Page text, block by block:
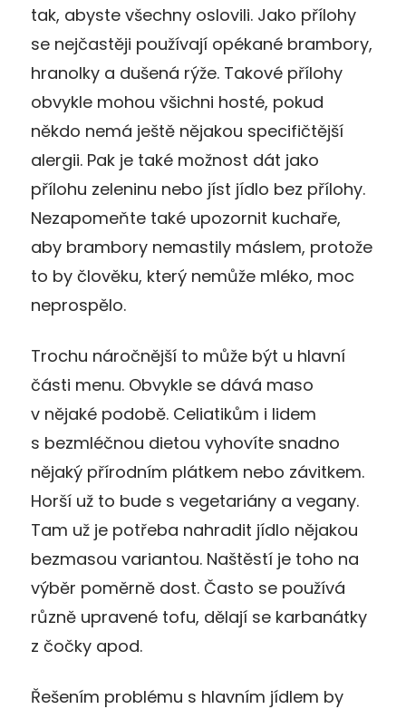
tak, abyste všechny oslovili. Jako přílohy
se nejčastěji používají opékané brambory,
hranolky a dušená rýže. Takové přílohy
obvykle mohou všichni hosté, pokud
někdo nemá ještě nějakou specifičtější
alergii. Pak je také možnost dát jako
přílohu zeleninu nebo jíst jídlo bez přílohy.
Nezapomeňte také upozornit kuchaře,
aby brambory nemastily máslem, protože
to by člověku, který nemůže mléko, moc
neprospělo.
Trochu náročnější to může být u hlavní
části menu. Obvykle se dává maso
v nějaké podobě. Celiatikům i lidem
s bezmléčnou dietou vyhovíte snadno
nějaký přírodním plátkem nebo závitkem.
Horší už to bude s vegetariány a vegany.
Tam už je potřeba nahradit jídlo nějakou
bezmasou variantou. Naštěstí je toho na
výběr poměrně dost. Často se používá
různě upravené tofu, dělají se karbanátky
z čočky apod.
Řešením problému s hlavním jídlem by